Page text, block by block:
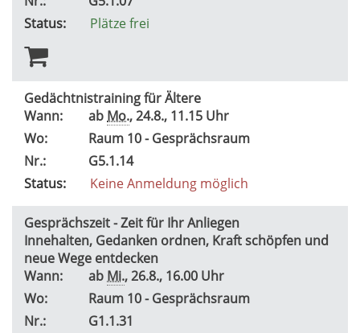
Status:
Plätze frei
Gedächtnistraining für Ältere
Wann:
ab Mo., 24.8., 11.15 Uhr
Wo:
Raum 10 - Gesprächsraum
Nr.:
G5.1.14
Status:
Keine Anmeldung möglich
Gesprächszeit - Zeit für Ihr Anliegen
Innehalten, Gedanken ordnen, Kraft schöpfen und
neue Wege entdecken
Wann:
ab Mi., 26.8., 16.00 Uhr
Wo:
Raum 10 - Gesprächsraum
Nr.:
G1.1.31